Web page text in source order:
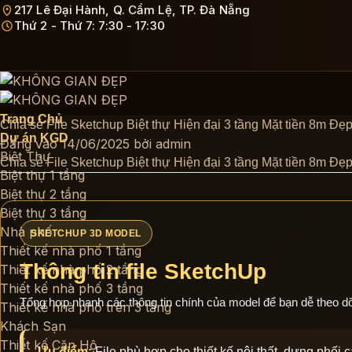
Bỏ
qua
217 Lê Đại Hành, Q. Cẩm Lệ, TP. Đà Nẵng
Thứ 2 - Thứ 7: 7:30 - 17:30
Trang Chủ
Dự án KGD
Biệt Thự
Biệt thự 1 tầng
Biệt thự 2 tầng
Biệt thự 3 tầng
Nhà phố
Thiết kế nhà phố 1 tầng
Thiết kế nhà phố 2 tầng
Thiết kế nhà phố 3 tầng
Thiết kế nhà phố trên 3 tầng
Khách Sạn
Thiết kế Căn Hộ
Chia sẻ File Sketchup Biệt thự Hiện đại 3 tầng Mặt tiền 8m
Đăng vào14/06/2025 bởi admin
Chia sẻ File Sketchup Biệt thự Hiện đại 3 tầng Mặt tiền 8m
SKETCHUP 3D MODEL
Thông tin file SketchUp
Tổng hợp nhanh các thông tin chính của model để bạn dễ theo